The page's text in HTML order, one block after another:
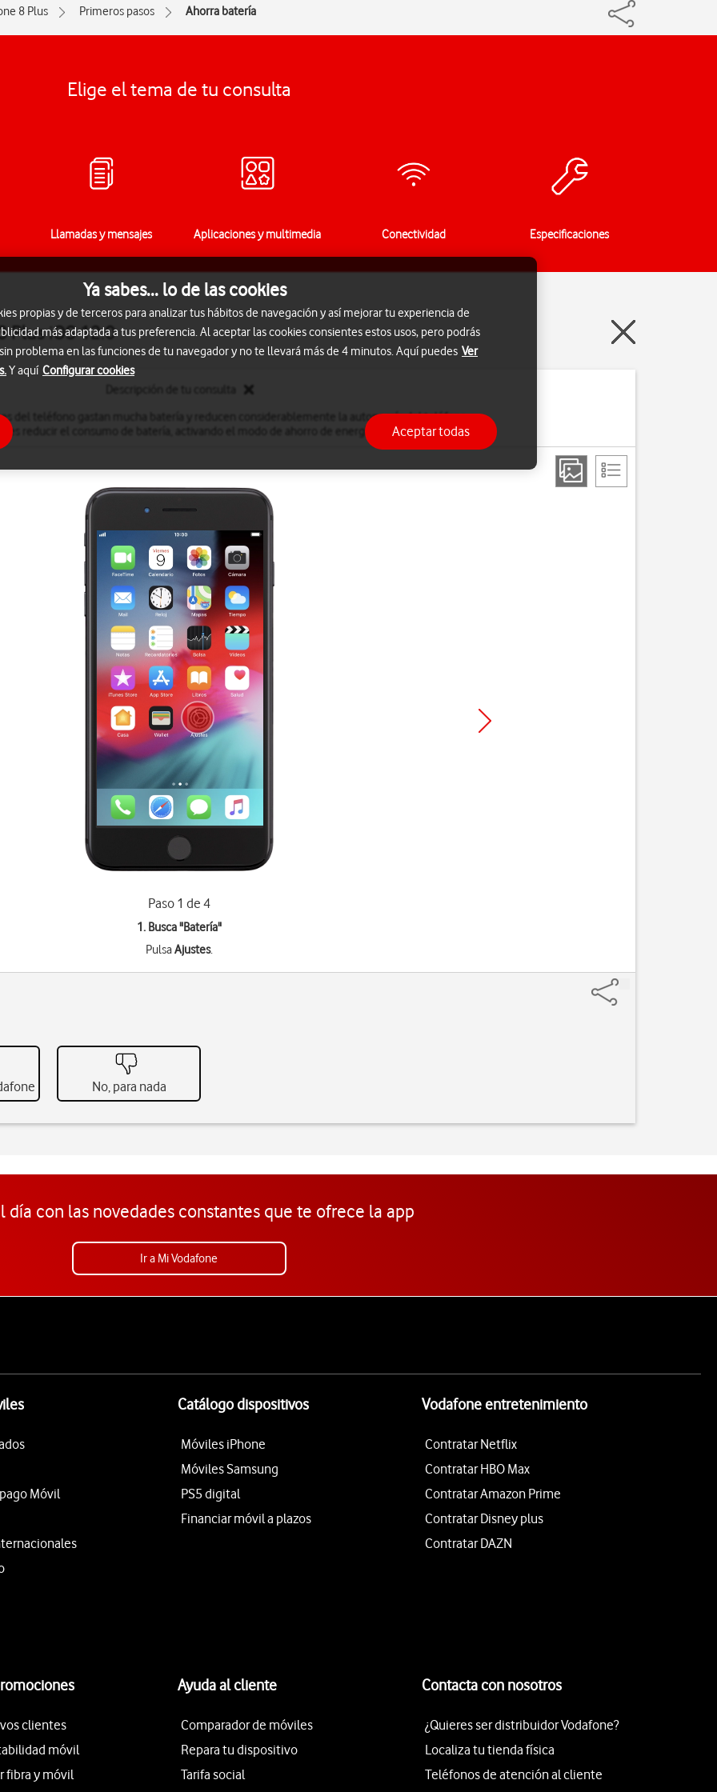
8 Plus Primeros pasos Ahorra batería
Elige el tema de tu consulta
Llamadas y mensajes Aplicaciones y multimedia Conectividad Especificaciones
Plus iOS 12.0
del teléfono gastan mucha batería y reducen considerablemente la autonomía del teléfono.
reducir el consumo de batería, activando el modo de ahorro de energía.
Paso 1 de 4
1. Busca "Batería"
PulsaAjustes.
No, para nada
día con las novedades constantes que te ofrece la app
Ir a Mi Vodafone
Móvil
Catálogo dispositivos
Móviles iPhone
Móviles Samsung
PS5 digital
Financiar móvil a plazos
Vodafone entretenimiento
Contratar Netflix
Contratar HBO Max
Contratar Amazon Prime
Contratar Disney plus
Contratar DAZN
clientes
móvil
fibra y móvil
Ayuda al cliente
Comparador de móviles
Repara tu dispositivo
Tarifa social
Contacta con nosotros
¿Quieres ser distribuidor Vodafone?
Localiza tu tienda física
Teléfonos de atención al cliente
Ya sabes... lo de las cookies
propias y de terceros para analizar tus hábitos de navegación y así mejorar tu experiencia de
más adaptada a tus preferencia. Al aceptar las cookies consientes estos usos, pero podrás
problema en las funciones de tu navegador y no te llevará más de 4 minutos. Aquí puedes Ver
Y aquí Configurar cookies
Aceptar todas